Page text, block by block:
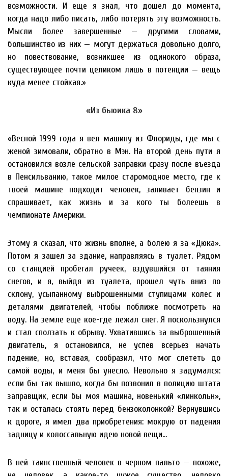
возможности. И еще я знал, что дошел до момента,
когда надо либо писать, либо потерять эту возможность.
Мысли более завершенные — другими словами,
большинство из них — могут держаться довольно долго,
но повествование, возникшее из одинокого образа,
существующее почти целиком лишь в потенции — вещь
куда менее стойкая.»
«Из бьюика 8»
«Весной 1999 года я вел машину из Флориды, где мы с
женой зимовали, обратно в Мэн. На второй день пути я
остановился возле сельской заправки сразу после въезда
в Пенсильванию, такое милое старомодное место, где к
твоей машине подходит человек, заливает бензин и
спрашивает, как жизнь и за кого ты болеешь в
чемпионате Америки.
Этому я сказал, что жизнь вполне, а болею я за «Дюка».
Потом я зашел за здание, направляясь в туалет. Рядом
со станцией пробегал ручеек, вздувшийся от таяния
снегов, и я, выйдя из туалета, прошел чуть вниз по
склону, усыпанному выброшенными ступицами колес и
деталями двигателей, чтобы поближе посмотреть на
воду. На земле еще кое-где лежал снег. Я поскользнулся
и стал сползать к обрыву. Ухватившись за выброшенный
двигатель, я остановился, не успев всерьез начать
падение, но, вставая, сообразил, что мог слететь до
самой воды, и меня бы унесло. Невольно я задумался:
если бы так вышло, когда бы позвонил в полицию штата
заправщик, если бы моя машина, новенький «линкольн»,
так и осталась стоять перед бензоколонкой? Вернувшись
к дороге, я имел два приобретения: мокрую от падения
задницу и колоссальную идею новой вещи…
В ней таинственный человек в черном пальто — похоже,